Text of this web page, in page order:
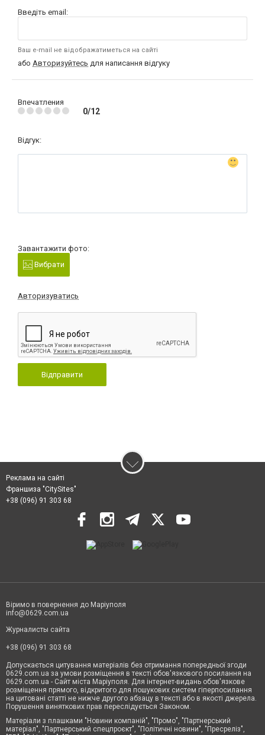
Введіть email:
Ваш e-mail не відображатиметься на сайті
або Авторизуйтесь для написання відгуку
Впечатления
0/12
Відгук:
Завантажити фото:
Вибрати
Авторизуватись
Відправити
Реклама на сайті
Франшиза "CitySites"
+38 (096) 91 303 68
Віримо в повернення до Маріуполя
info@0629.com.ua
Журналисты сайта
+38 (096) 91 303 68
Допускається цитування матеріалів без отримання попередньої згоди
0629.com.ua за умови розміщення в тексті обов'язкового посилання на
0629.com.ua - Сайт міста Маріуполя. Для інтернет-видань обов'язкове
розміщення прямого, відкритого для пошукових систем гіперпосилання
на цитовані статті не нижче другого абзацу в тексті або в якості джерела.
Порушення виняткових прав переслідується Законом.
Матеріали з плашками "Новини компаній", "Промо", "Партнерський
матеріал", "Партнерський спецпроєкт", "Політичні новини", "Пресреліз",